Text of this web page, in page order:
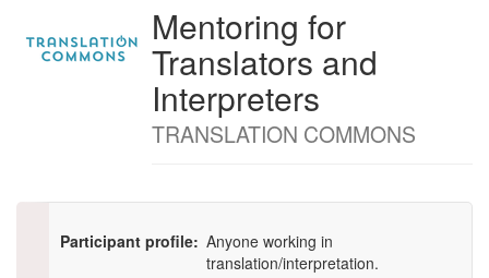
logo
Mentoring for
Translators and
Interpreters
Organizer
the
survey
TRANSLATION COMMONS
Participant profile Anyone working in
translation/interpretation.